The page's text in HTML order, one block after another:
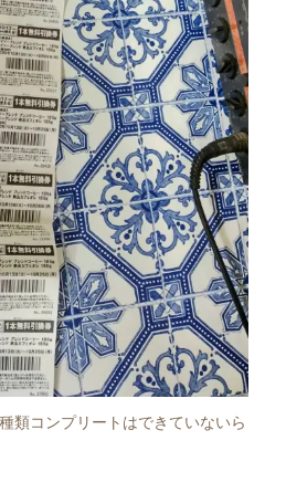
類コンプリートはできていないら